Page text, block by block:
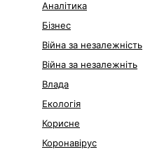
Аналітика
Бізнес
Війна за незалежність
Війна за незалежніть
Влада
Екологія
Корисне
Коронавірус